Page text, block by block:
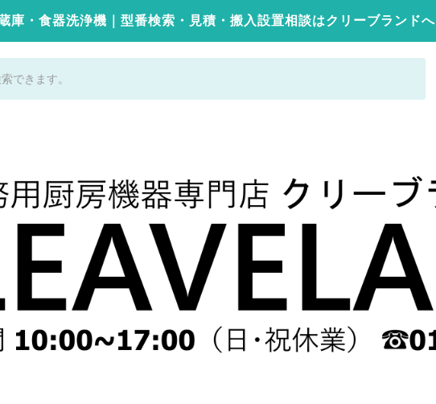
庫・食器洗浄機｜型番検索・見積・搬入設置相談はクリーブランドへ